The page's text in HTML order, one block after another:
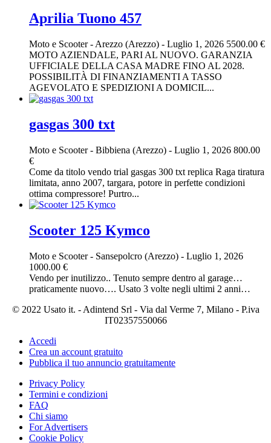
Aprilia Tuono 457
Moto e Scooter- Arezzo (Arezzo) - Luglio 1, 2026 5500.00 €
MOTO AZIENDALE, PARI AL NUOVO. GARANZIA
UFFICIALE DELLA CASA MADRE FINO AL 2028.
POSSIBILITÀ DI FINANZIAMENTI A TASSO
AGEVOLATO E SPEDIZIONI A DOMICIL...
gasgas 300 txt
Moto e Scooter- Bibbiena (Arezzo) - Luglio 1, 2026 800.00
€
Come da titolo vendo trial gasgas 300 txt replica Raga tiratura
limitata, anno 2007, targara, potore in perfette condizioni
ottima compressore! Purtro...
Scooter 125 Kymco
Moto e Scooter- Sansepolcro (Arezzo) - Luglio 1, 2026
1000.00 €
Vendo per inutilizzo.. Tenuto sempre dentro al garage…
praticamente nuovo…. Usato 3 volte negli ultimi 2 anni…
© 2022 Usato it. - Adintend Srl - Via dal Verme 7, Milano - P.iva
IT02357550066
Accedi
Crea un account gratuito
Pubblica il tuo annuncio gratuitamente
Privacy Policy
Termini e condizioni
FAQ
Chi siamo
For Advertisers
Cookie Policy